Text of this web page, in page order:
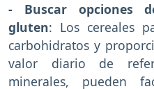
- Buscar opciones
gluten: Los cereales
carbohidratos y
valor diario de
minerales, pueden